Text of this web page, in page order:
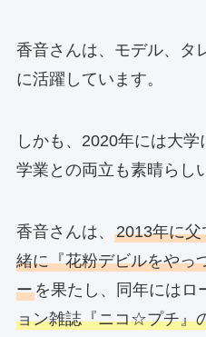
香音さんは、モデル、タ
に活躍しています。
しかも、2020年には大学
学業との両立も素晴らし
香音さんは、 2013年に
緒に『花粉デビルをやっ
ーを果たし、同年にはロ
ョン雑誌『ニコ☆プチ』